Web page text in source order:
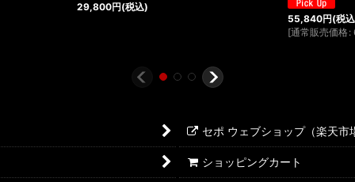
29,800円(税込)
55,840円(税
[通常販売価格 :
セポ ウェブショップ（楽天市
ショッピングカート